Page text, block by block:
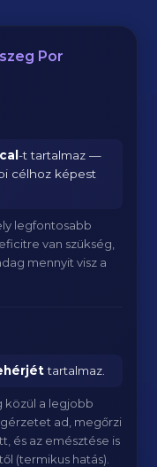
Por
-t tartalmaz —
célhoz képest
legfontosabb
van szükség,
mennyit visz a
tartalmaz.
közül a legjobb
ad, megőrzi
és az emésztése is
(termikus hatás).